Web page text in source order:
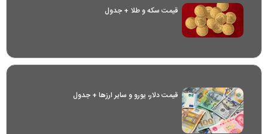
قیمت سکه و طلا + جدول
قیمت دلار، یورو و سایر ارز‌ها + جدول